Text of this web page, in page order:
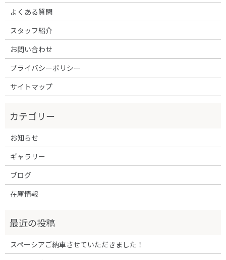
よくある質問
スタッフ紹介
お問い合わせ
プライバシーポリシー
サイトマップ
お知らせ
ギャラリー
ブログ
在庫情報
スペーシアご納車させていただきました！